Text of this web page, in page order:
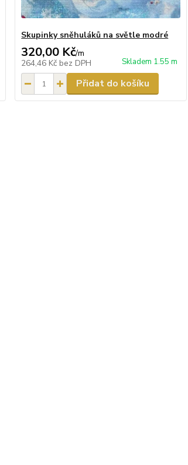
Skupinky sněhuláků na světle modré
320,00 Kč/m
264,46 Kč bez DPH Skladem 1.55 m
Přidat do košíku